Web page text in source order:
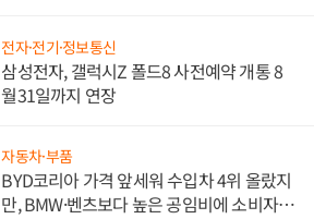
전자·전기·정보통신
삼성전자, 갤럭시Z 폴드8 사전예약 개통 8
월31일까지 연장
자동차·부품
BYD코리아 가격 앞세워 수입차 4위 올랐지
만, BMW·벤츠보다 높은 공임비에 소비자